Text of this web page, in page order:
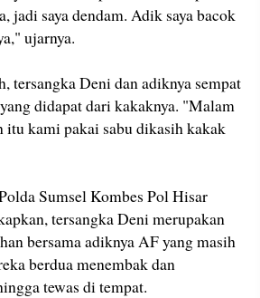
jadi saya dendam. Adik saya bacok
ujarnya.
tersangka Deni dan adiknya sempat
didapat dari kakaknya. "Malam
itu kami pakai sabu dikasih kakak
Sumsel Kombes Pol Hisar
tersangka Deni merupakan
bersama adiknya AF yang masih
berdua menembak dan
tewas di tempat.